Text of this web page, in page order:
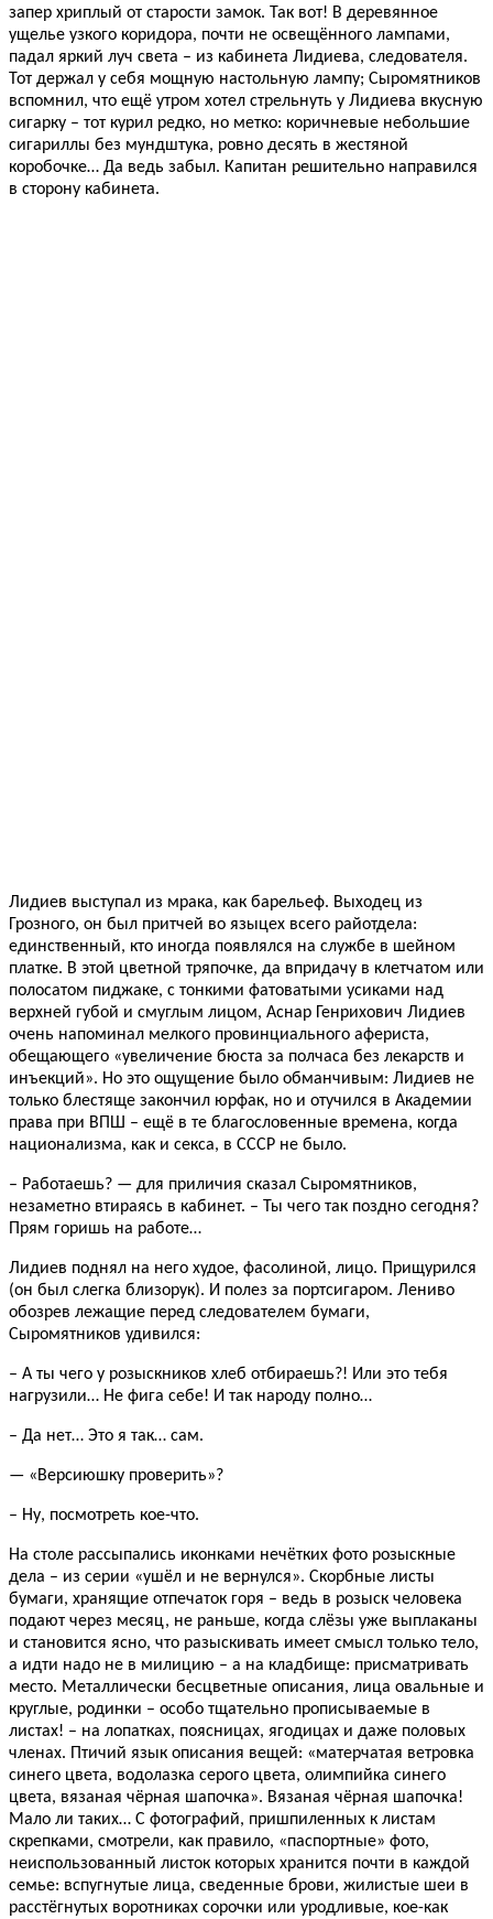
запер хриплый от старости замок. Так вот! В деревянное
ущелье узкого коридора, почти не освещённого лампами,
падал яркий луч света – из кабинета Лидиева, следователя.
Тот держал у себя мощную настольную лампу; Сыромятников
вспомнил, что ещё утром хотел стрельнуть у Лидиева вкусную
сигарку – тот курил редко, но метко: коричневые небольшие
сигариллы без мундштука, ровно десять в жестяной
коробочке… Да ведь забыл. Капитан решительно направился
в сторону кабинета.
Лидиев выступал из мрака, как барельеф. Выходец из
Грозного, он был притчей во языцех всего райотдела:
единственный, кто иногда появлялся на службе в шейном
платке. В этой цветной тряпочке, да впридачу в клетчатом или
полосатом пиджаке, с тонкими фатоватыми усиками над
верхней губой и смуглым лицом, Аснар Генрихович Лидиев
очень напоминал мелкого провинциального афериста,
обещающего «увеличение бюста за полчаса без лекарств и
инъекций». Но это ощущение было обманчивым: Лидиев не
только блестяще закончил юрфак, но и отучился в Академии
права при ВПШ – ещё в те благословенные времена, когда
национализма, как и секса, в СССР не было.
– Работаешь? — для приличия сказал Сыромятников,
незаметно втираясь в кабинет. – Ты чего так поздно сегодня?
Прям горишь на работе…
Лидиев поднял на него худое, фасолиной, лицо. Прищурился
(он был слегка близорук). И полез за портсигаром. Лениво
обозрев лежащие перед следователем бумаги,
Сыромятников удивился:
– А ты чего у розыскников хлеб отбираешь?! Или это тебя
нагрузили… Не фига себе! И так народу полно…
– Да нет… Это я так… сам.
— «Версиюшку проверить»?
– Ну, посмотреть кое-что.
На столе рассыпались иконками нечётких фото розыскные
дела – из серии «ушёл и не вернулся». Скорбные листы
бумаги, хранящие отпечаток горя – ведь в розыск человека
подают через месяц, не раньше, когда слёзы уже выплаканы
и становится ясно, что разыскивать имеет смысл только тело,
а идти надо не в милицию – а на кладбище: присматривать
место. Металлически бесцветные описания, лица овальные и
круглые, родинки – особо тщательно прописываемые в
листах! – на лопатках, поясницах, ягодицах и даже половых
членах. Птичий язык описания вещей: «матерчатая ветровка
синего цвета, водолазка серого цвета, олимпийка синего
цвета, вязаная чёрная шапочка». Вязаная чёрная шапочка!
Мало ли таких… С фотографий, пришпиленных к листам
скрепками, смотрели, как правило, «паспортные» фото,
неиспользованный листок которых хранится почти в каждой
семье: вспугнутые лица, сведенные брови, жилистые шеи в
расстёгнутых воротниках сорочки или уродливые, кое-как